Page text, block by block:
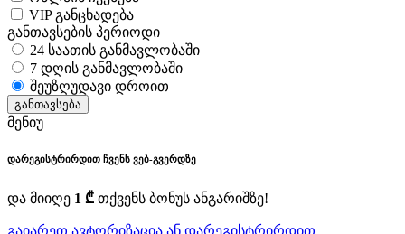
VIP განცხადება
განთავსების პერიოდი
24 საათის განმავლობაში
7 დღის განმავლობაში
შეუზღუდავი დროით
განთავსება
მენიუ
დარეგისტრირდით ჩვენს ვებ-გვერდზე
და მიიღე 1 ₾ თქვენს ბონუს ანგარიშზე!
გაიარეთ ავტორიზაცია ან დარეგისტრირდით